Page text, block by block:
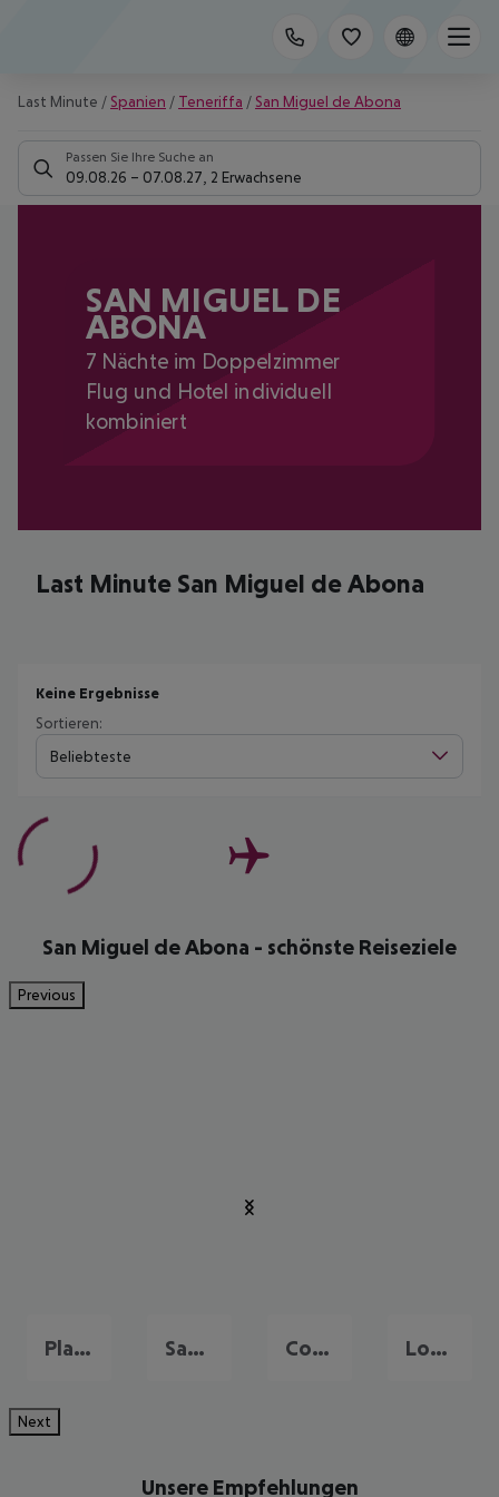
Last Minute / Spanien / Teneriffa / San Miguel de Abona
Passen Sie Ihre Suche an
09.08.26 – 07.08.27 2 Erwachsene
SAN MIGUEL DE
ABONA
7 Nächte im Doppelzimmer
Flug und Hotel individuell
kombiniert
Last Minute San Miguel de Abona
Keine Ergebnisse
Sortieren:
Beliebteste
San Miguel de Abona - schönste Reiseziele
Previous
Playa de las Americas Santa Cruz de Tenerife Costa Adeje Los Christianos
Next
Unsere Empfehlungen